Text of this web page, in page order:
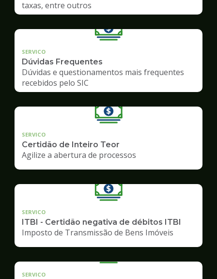
taxas, entre outros
SERVICO
Dúvidas Frequentes
Dúvidas e questionamentos mais frequentes
recebidos pelo SIC
SERVICO
Certidão de Inteiro Teor
Agilize a abertura de processos
SERVICO
ITBI - Certidão negativa de débitos ITBI
Imposto de Transmissão de Bens Imóveis
SERVICO